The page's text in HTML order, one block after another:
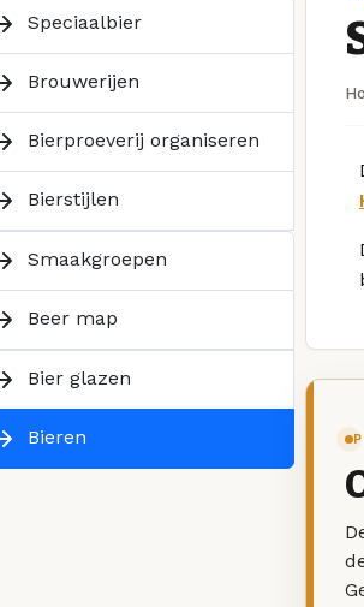
Speciaalbier
Brouwerijen
Bierproeverij organiseren
Bierstijlen
Smaakgroepen
Beer map
Bier glazen
Bieren